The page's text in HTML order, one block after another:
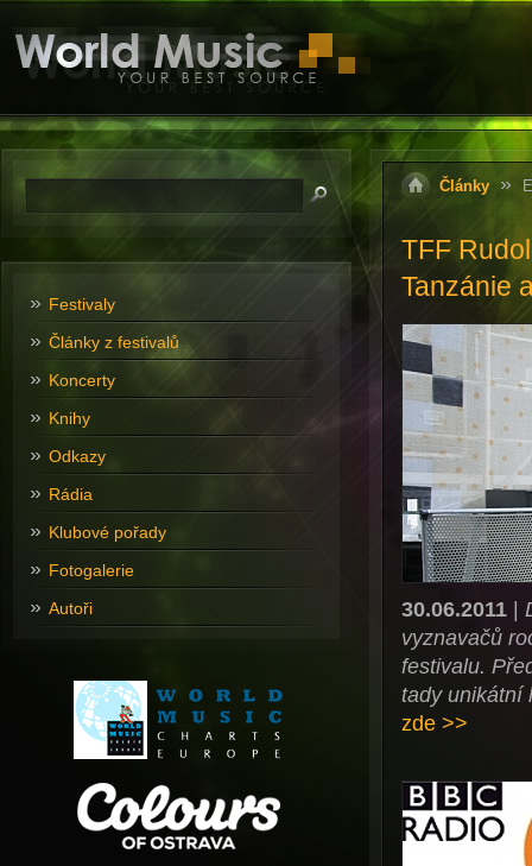
Články
TFF
Tanzánie
30.06.2011|
vyznavačů
festivalu.
tady unikátní
zde >>
Festivaly
Články z festivalů
Koncerty
Knihy
Odkazy
Rádia
Klubové pořady
Fotogalerie
Autoři